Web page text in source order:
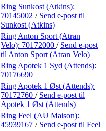
Ring Sunkost (Atkins):
70145002 / Send e-post til
Sunkost (Atkins)
Ring Anton Sport (Atran
Velo): 70172000 / Send e-post
til Anton Sport (Atran Velo)
Ring Apotek 1 Syd (Attends):
70176690
Ring Apotek 1 Øst (Attends):
70172760 / Send e-post til
Apotek 1 Øst (Attends)
Ring Feel (AU Maison):
45939167 / Send e-post til Feel